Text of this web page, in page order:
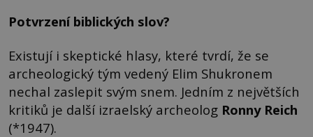
Potvrzení biblických slov?
Existují i skeptické hlasy, které tvrdí, že se
archeologický tým vedený Elim Shukronem
nechal zaslepit svým snem. Jedním z největších
kritiků je další izraelský archeolog Ronny Reich
(*1947).